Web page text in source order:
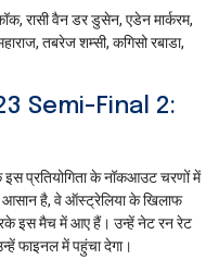
रासी वैन डर डुसेन, एडेन मार्करम,
तबरेज शम्सी, कगिसो रबाडा,
Semi-Final 2:
प्रतियोगिता के नॉकआउट चरणों में
आसान है, वे ऑस्ट्रेलिया के खिलाफ
इस मैच में आए हैं। उन्हें नेट रन रेट
फाइनल में पहुंचा देगा।